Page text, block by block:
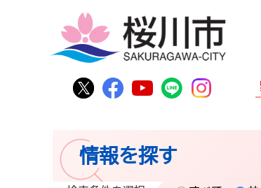
桜川市公式Twitter
桜川市公式Facebook
桜川市公式桜川市公式
情報を探す